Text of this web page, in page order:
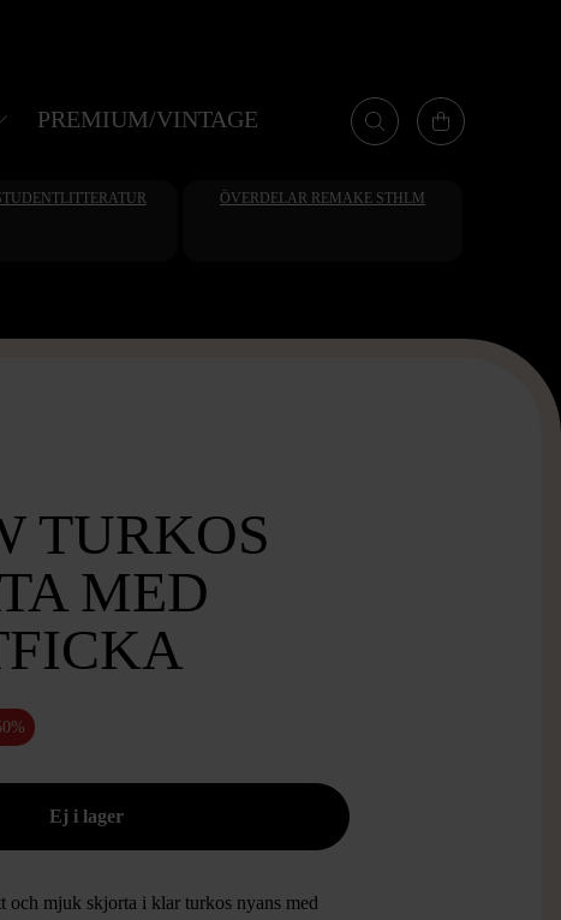
PREMIUM/VINTAGE
ÖVERDELAR REMAKE STHLM
TURKOS
MED
och mjuk skjorta i klar turkos nyans med